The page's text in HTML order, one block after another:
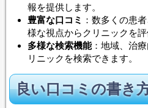
報を提供します。
豊富な口コミ ：数多くの患
様な視点からクリニックを評
多様な検索機能：地域、治
リニックを検索できます。
良い口コミの書き